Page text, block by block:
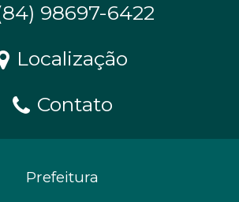
98697-6422
Localização
Contato
Prefeitura